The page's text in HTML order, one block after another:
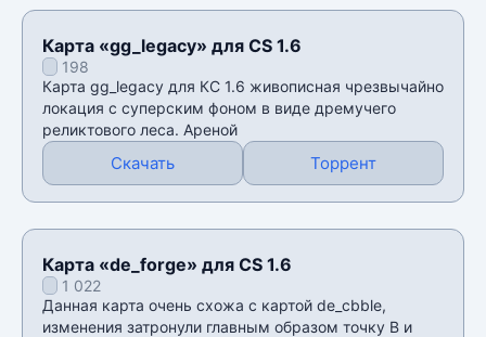
Карта «gg_legacy» для CS 1.6
198
Карта gg_legacy для КС 1.6 живописная чрезвычайно
локация с суперским фоном в виде дремучего
реликтового леса. Ареной
Скачать Торрент
Карта «de_forge» для CS 1.6
1 022
Данная карта очень схожа с картой de_cbble,
изменения затронули главным образом точку В и